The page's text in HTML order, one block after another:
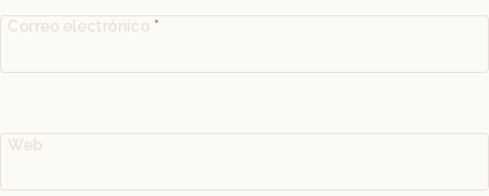
Correo electrónico *
Web